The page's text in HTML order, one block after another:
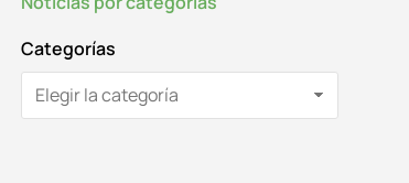
Categorías